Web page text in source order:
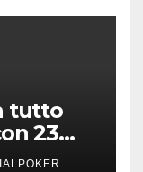
tutto
23